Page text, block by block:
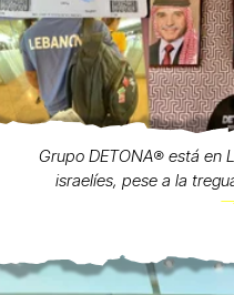
Grupo DETONA®️ está en
israelíes, pese a la